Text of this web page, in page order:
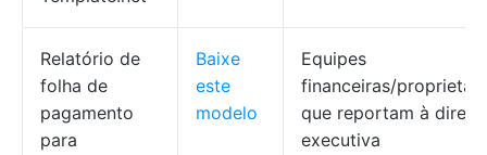
Relatório de
folha de
pagamento
para
Baixe
este
modelo
Equipes
financeiras/
que reportam à
executiva